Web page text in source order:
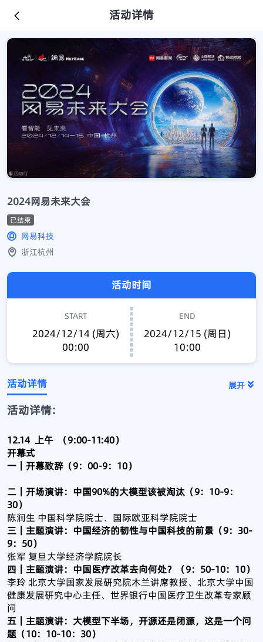
活动详情
2024网易未来大会
已结束
网易科技
浙江杭州
活动时间
START
2024/12/14 (周六)
00:00
END
2024/12/15 (周日)
10:00
活动详情 展开
活动详情:
12.14 上午 （9:00-11:40）
开幕式
一｜开幕致辞（9：00-9：10）
二｜开场演讲：中国90%的大模型该被淘汰（9：10-9：
30）
陈润生 中国科学院院士、国际欧亚科学院院士
三｜主题演讲：中国经济的韧性与中国科技的前景（9：30-
9：50）
张军 复旦大学经济学院院长
四｜主题演讲：中国医疗改革去向何处？（9：50-10：10）
李玲 北京大学国家发展研究院木兰讲席教授、北京大学中国
健康发展研究中心主任、世界银行中国医疗卫生改革专家顾
问
五｜主题演讲：大模型下半场，开源还是闭源，这是一个问
题（10：10-10：30）